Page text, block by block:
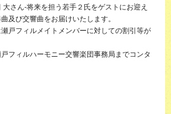
さん‐将来を担う若手２氏をゲストにお迎え
及び交響曲をお届けいたします。
戸フィルメイトメンバーに対しての割引等が
フィルハーモニー交響楽団事務局までコンタ